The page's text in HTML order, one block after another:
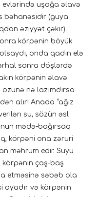
evlərində uşağa əlavə
bəhanəsidir (guya
əziyyət çəkir).
körpənin böyük
onda qadın elə
sonra döşlərdə
körpənin əlavə
nə lazımdırsa
alır! Anada “ağız
su, sözün əsl
mədə-bağırsaq
körpəni ona zəruri
məhrum edir. Suyu
körpənin çaş-baş
etməsinə səbəb ola
oyadır və körpənin